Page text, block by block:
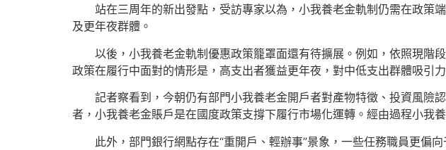
站在三周年的新出發點，受訪專家以為，小我養老金軌制仍需在政策
及更年夜群體。
以後，小我養老金軌制優惠政策籠罩面還有待擴展。例如，依照現階
政策在履行中面對的情形是，高支出者獲益更年夜，對中低支出群體吸引力
記者察看到，今朝仍有部門小我養老金開戶者對產物特徵、投資風險
者，小我養老金賬戶是在國度政策支撐下履行市場化運轉。經由過程小我
此外，部門銀行網點存在“重開戶、輕辦事”景象，一些任務職員更偏